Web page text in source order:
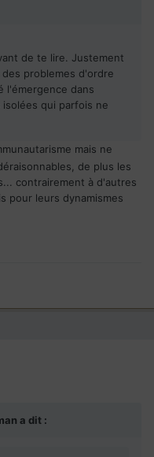
de te lire. Justement
problemes d'ordre
l'émergence dans
qui parfois ne
mais ne
de plus les
contrairement à d'autres
pour leurs dynamismes
a dit :